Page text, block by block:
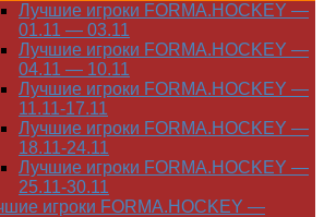
Лучшие игроки FORMA.HOCKEY —
01.11 — 03.11
Лучшие игроки FORMA.HOCKEY —
04.11 — 10.11
Лучшие игроки FORMA.HOCKEY —
11.11-17.11
Лучшие игроки FORMA.HOCKEY —
18.11-24.11
Лучшие игроки FORMA.HOCKEY —
25.11-30.11
игроки FORMA.HOCKEY —